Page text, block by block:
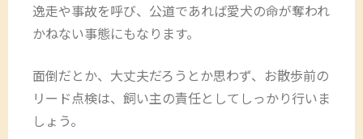
逸走や事故を呼び、公道であれば愛犬の命が奪われ
かねない事態にもなります。
面倒だとか、大丈夫だろうとか思わず、お散歩前の
リード点検は、飼い主の責任としてしっかり行いま
しょう。